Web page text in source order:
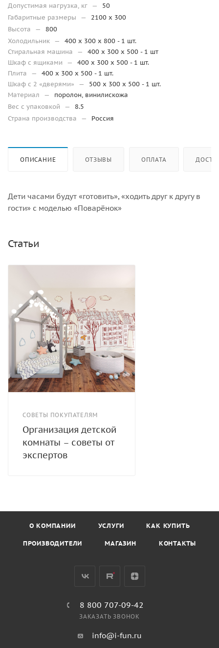
Допустимая нагрузка, кг —
50
Габаритные размеры
—
2100 x 300
Высота
—
800
Холодильник —
400 x 300 x 800 - 1 шт.
Стиральная машина
—
400 x 300 x 500 - 1 шт
Шкаф с ящиками
—
400 x 300 x 500 - 1 шт.
Плита
—
400 x 300 x 500 - 1 шт.
Шкаф с 2 «дверями»
—
500 x 300 x 500 - 1 шт.
Материал
—
поролон, винилискожа
Вес с упаковкой
—
8.5
Страна производства
— Россия
ОПИСАНИЕ ОТЗЫВЫ ОПЛАТА
Дети часами будут «готовить», «ходить друг к другу в
гости» с моделью «Поварёнок»
Статьи
СОВЕТЫ ПОКУПАТЕЛЯМ
Организация детской
комнаты – советы от
экспертов
О КОМПАНИИ УСЛУГИ КАК КУПИТЬ
ПРОИЗВОДИТЕЛИ МАГАЗИН КОНТАКТЫ
8 800 707-09-42
ЗАКАЗАТЬ ЗВОНОК
info@i-fun.ru